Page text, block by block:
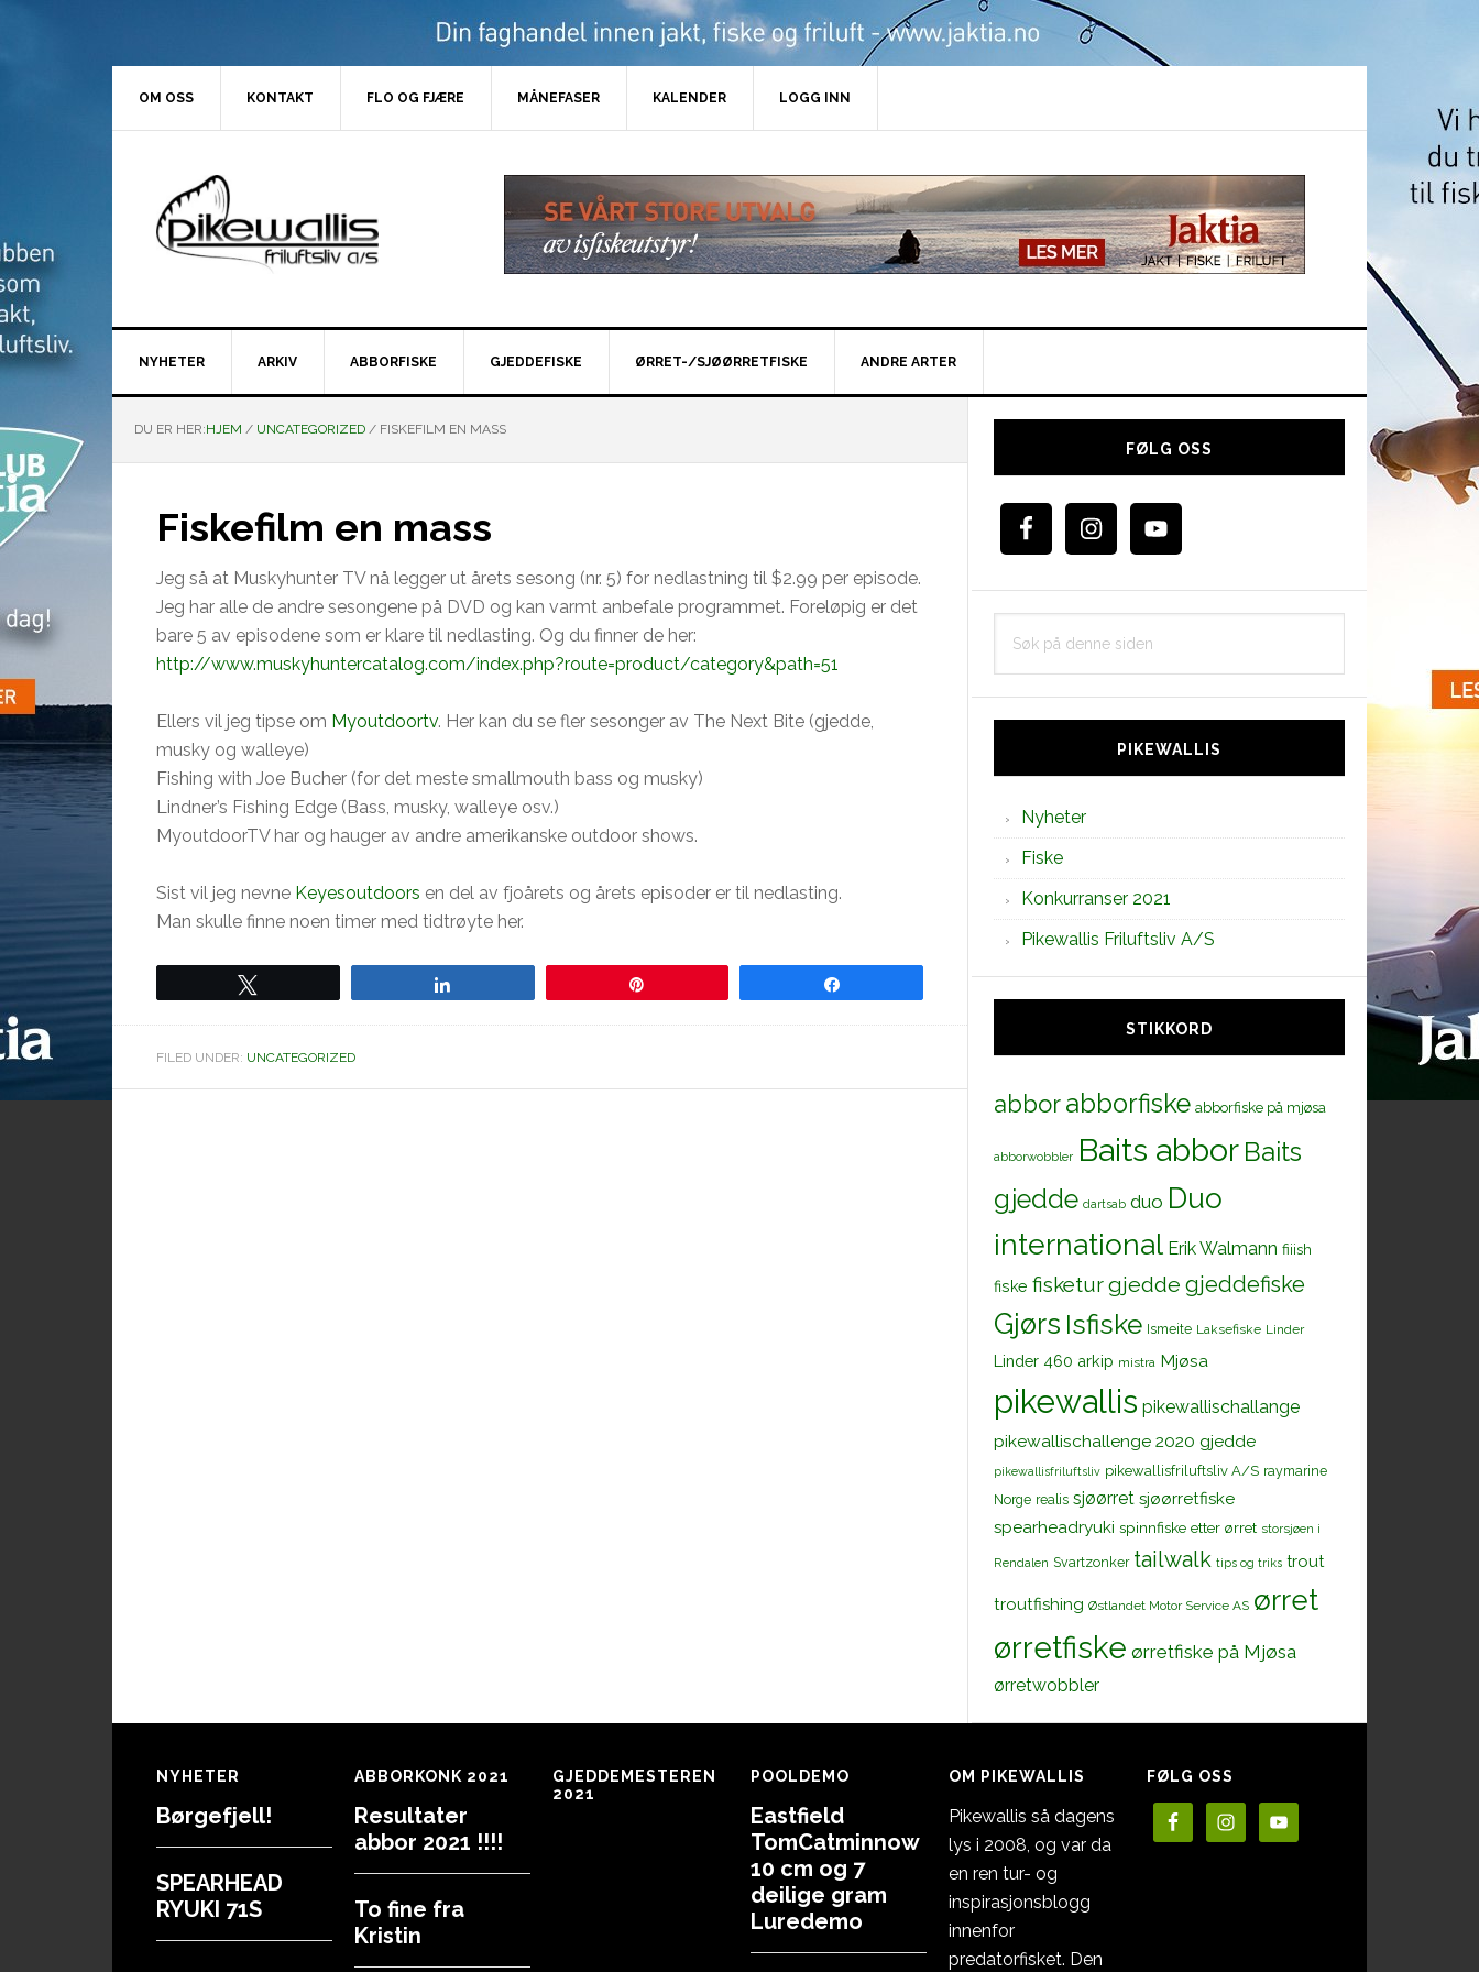
OM OSS KONTAKT FLO OG FJÆRE MÅNEFASER KALENDER LOGG INN
NYHETER ARKIV ABBORFISKE GJEDDEFISKE ØRRET-/SJØØRRETFISKE ANDRE ARTER
DU ER HER:HJEM / UNCATEGORIZED / FISKEFILM EN MASS
Fiskefilm en mass
Jeg så at Muskyhunter TV nå legger ut årets sesong (nr. 5) for nedlastning til $2.99 per episode.
Jeg har alle de andre sesongene på DVD og kan varmt anbefale programmet. Foreløpig er det
bare 5 av episodene som er klare til nedlasting. Og du finner de her:
http://www.muskyhuntercatalog.com/index.php?route=product/category&path=51
Ellers vil jeg tipse om Myoutdoortv. Her kan du se fler sesonger av The Next Bite (gjedde,
musky og walleye)
Fishing with Joe Bucher (for det meste smallmouth bass og musky)
Lindner’s Fishing Edge (Bass, musky, walleye osv.)
MyoutdoorTV har og hauger av andre amerikanske outdoor shows.
Sist vil jeg nevne Keyesoutdoors en del av fjoårets og årets episoder er til nedlasting.
Man skulle finne noen timer med tidtrøyte her.
FILED UNDER: UNCATEGORIZED
Hoved
FØLG OSS
PIKEWALLIS
Nyheter
Fiske
Konkurranser 2021
Pikewallis Friluftsliv A/S
STIKKORD
abborabborfiske abborfiske på mjøsa
abborwobbler Baits abbor Baits
gjedde dartsab duo Duo
international Erik Walmann fiiish
fiske fisketurgjedde gjeddefiske
Gjørs Isfiske Ismeite Laksefiske Linder
Linder 460 arkip mistra Mjøsa
pikewallis pikewallischallange
pikewallischallenge 2020 gjedde
pikewallisfriluftsliv pikewallisfriluftsliv A/S raymarine
Norge realis sjøørret sjøørretfiske
spearheadryuki spinnfiske etter ørret storsjøen i
Rendalen Svartzonker tailwalk tips og triks trout
troutfishing Østlandet Motor Service AS ørret
ørretfiske ørretfiske på Mjøsa
ørretwobbler
Footer
NYHETER
Børgefjell!
SPEARHEAD
RYUKI 71S
ABBORKONK 2021
Resultater
abbor 2021 !!!!
To fine fra
Kristin
GJEDDEMESTEREN
2021
POOLDEMO
Eastfield
TomCatminnow
10 cm og 7
deilige gram
Luredemo
OM PIKEWALLIS
Pikewallis så dagens
lys i 2008, og var da
en ren tur- og
inspirasjonsblogg
innenfor
predatorfisket. Den
FØLG OSS